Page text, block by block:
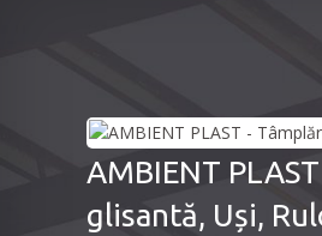
AMBIENT
glisantă, Uși,